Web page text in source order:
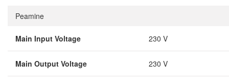
Peamine
Main Input Voltage 230 V
Main Output Voltage 230 V